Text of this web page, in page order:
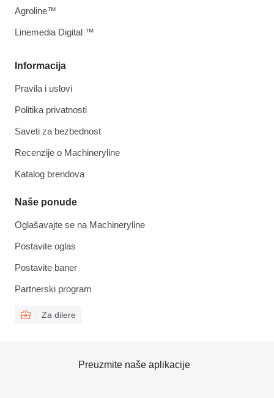
Informacija
Pravila i uslovi
Politika privatnosti
Saveti za bezbednost
Recenzije o Machineryline
Katalog brendova
Naše ponude
Oglašavajte se na Machineryline
Postavite oglas
Postavite baner
Partnerski program
Za dilere
Agroline™
Linemedia Digital ™
Preuzmite naše aplikacije